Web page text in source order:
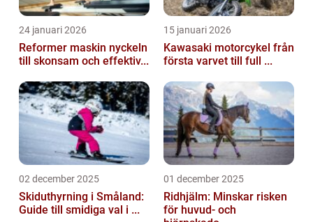
24 januari 2026
Reformer maskin nyckeln
till skonsam och effektiv...
15 januari 2026
Kawasaki motorcykel från
första varvet till full ...
02 december 2025
Skiduthyrning i Småland:
Guide till smidiga val i ...
01 december 2025
Ridhjälm: Minskar risken
för huvud- och